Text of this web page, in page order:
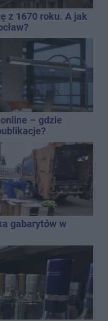
z 1670 roku. A jak
– gdzie
gabarytów w